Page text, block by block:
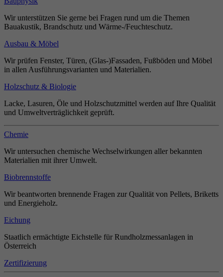
Wir unterstützen Sie gerne bei Fragen rund um die Themen
Bauakustik, Brandschutz und Wärme-/Feuchteschutz.
Ausbau & Möbel
Wir prüfen Fenster, Türen, (Glas-)Fassaden, Fußböden und Möbel
in allen Ausführungsvarianten und Materialien.
Holzschutz & Biologie
Lacke, Lasuren, Öle und Holzschutzmittel werden auf Ihre Qualität
und Umweltverträglichkeit geprüft.
Chemie
Wir untersuchen chemische Wechselwirkungen aller bekannten
Materialien mit ihrer Umwelt.
Biobrennstoffe
Wir beantworten brennende Fragen zur Qualität von Pellets, Briketts
und Energieholz.
Eichung
Staatlich ermächtigte Eichstelle für Rundholzmessanlagen in
Österreich
Zertifizierung